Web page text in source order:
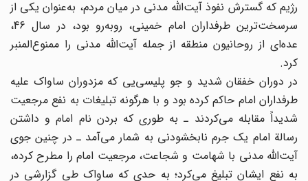
رژیم که گسترش نفوذ آیت‌الله مدنی در میان مردم، به‌عنوان یکی از
سرسخت‌‌ترین طرفداران امام خمینی، روبه‌رو بود، در سال 46،
عده‌ای از روحانیون منطقه از جمله آیت‌الله مدنی را ممنوع‌المنبر
کرد.
در دوران خفقان شدید و جو پلیسی‌یی که مزدوران ساواک علیه
طرفداران امام حاکم کرده بود و با هرگونه تبلیغات به نفع مرجعیت
شدیداً مقابله می‌کردند ـ به طوری که بردن نام امام و داشتن
رسالة امام یک جرم نابخشودنی به شمار می‌آمد ـ در چنین جوی
آیت‌الله مدنی با شهامت و شجاعت، مرجعیت امام را مطرح کرده،
به نفع ایشان تبلیغ می‌کرد؛ به حدی که ساواک طی گزارشی در